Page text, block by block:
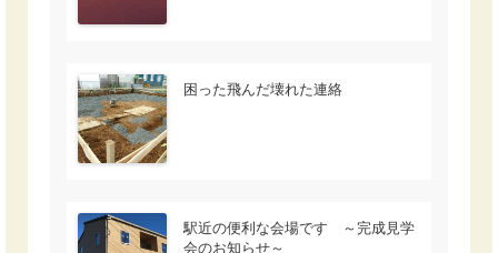
困った飛んだ壊れた連絡
駅近の便利な会場です ～完成見学
会のお知らせ～